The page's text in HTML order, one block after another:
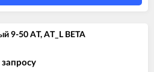
9-50 AT, AT_L BETA